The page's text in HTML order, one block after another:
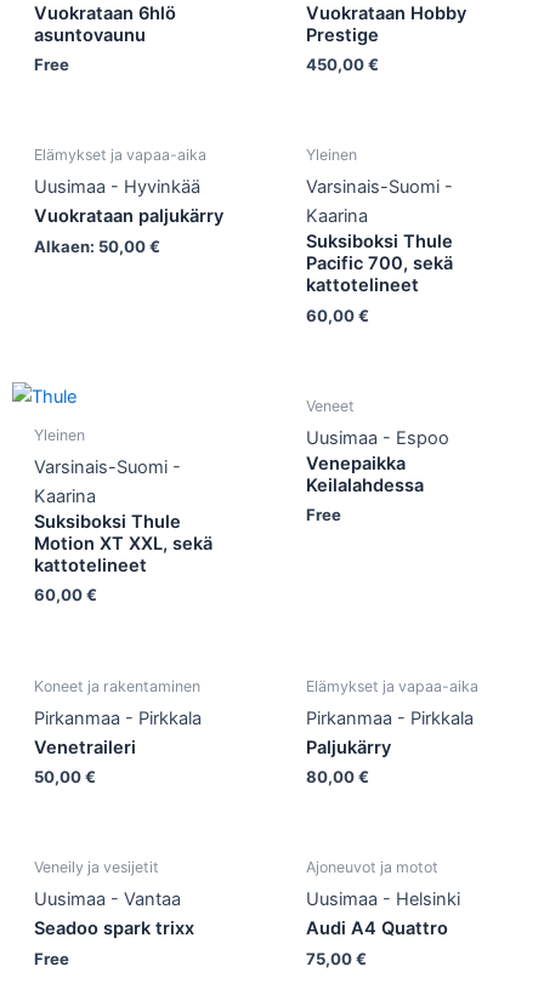
Vuokrataan 6hlö
asuntovaunu
Free
Vuokrataan Hobby
Prestige
450,00€
Elämykset ja vapaa-aika
Uusimaa - Hyvinkää
Vuokrataan paljukärry
Alkaen: 50,00€
Yleinen
Varsinais-Suomi -
Kaarina
Suksiboksi Thule
Pacific 700, sekä
kattotelineet
60,00€
Yleinen
Varsinais-Suomi -
Kaarina
Suksiboksi Thule
Motion XT XXL, sekä
kattotelineet
60,00€
Veneet
Uusimaa - Espoo
Venepaikka
Keilalahdessa
Free
Koneet ja rakentaminen
Pirkanmaa - Pirkkala
Venetraileri
50,00€
Elämykset ja vapaa-aika
Pirkanmaa - Pirkkala
Paljukärry
80,00€
Veneily ja vesijetit
Uusimaa - Vantaa
Seadoo spark trixx
Free
Ajoneuvot ja motot
Uusimaa - Helsinki
Audi A4 Quattro
75,00€